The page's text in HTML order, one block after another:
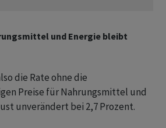
und Energie bleibt
die Rate ohne die
Preise für Nahrungsmittel und
unverändert bei 2,7 Prozent.